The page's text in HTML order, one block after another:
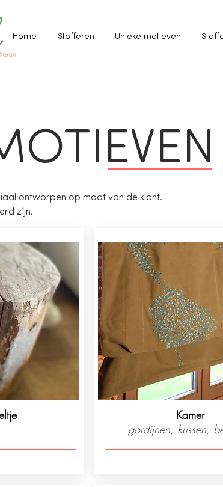
Home Stofferen Unieke motieven
ontworpen op maat van de klant.
zijn.
Kamer
gordijnen, kussen,